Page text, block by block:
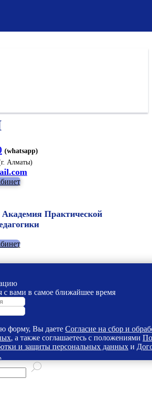
(whatsapp)
Алматы)
Практической
с вами в самое ближайшее время
форму, Вы даете Согласие на сбор и
, а также соглашаетесь с положениями
и защиты персональных данных и